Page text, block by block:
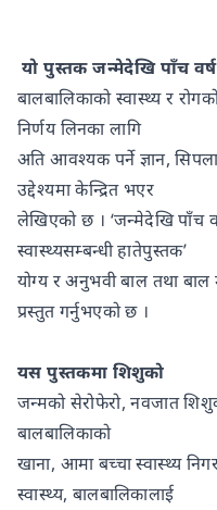
यो पुस्तक जन्मेदेखि पाँच
बालबालिकाको स्वास्थ्य र
निर्णय लिनका लागि
अति आवश्यक पर्ने ज्ञान,
उद्देश्यमा केन्द्रित भएर
लेखिएको छ । ‘जन्मेदेखि पाँच
स्वास्थ्यसम्बन्धी हातेपुस्तक’
योग्य र अनुभवी बाल तथा
प्रस्तुत गर्नुभएको छ ।
यस पुस्तकमा शिशुको
जन्मको सेरोफेरो, नवजात
बालबालिकाको
खाना, आमा बच्चा स्वास्थ्य
स्वास्थ्य, बालबालिकालाई